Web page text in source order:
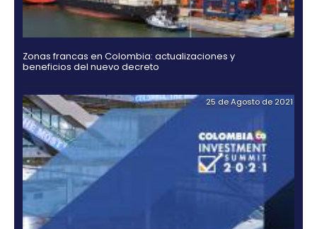
Hidrógeno verde, una alternativa para el futuro
energía en Colombia
21 de